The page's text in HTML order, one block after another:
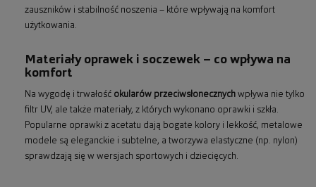
zauszników i stabilność noszenia – które wpływają na komfort
użytkowania.
Materiały oprawek i soczewek – co wpływa na
komfort
Na wygodę i trwałość okularów przeciwsłonecznych wpływa nie tylko
filtr UV, ale także materiały, z których wykonano oprawki i szkła.
Popularne oprawki z acetatu dają bogate kolory i lekkość, metalowe
modele są eleganckie i subtelne, a tworzywa elastyczne (np. nylon)
sprawdzają się w wersjach sportowych i dziecięcych.